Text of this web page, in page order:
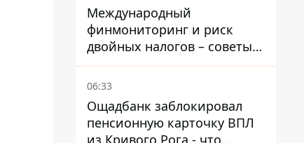
Международный
финмониторинг и риск
двойных налогов – советы
украинцам в Польше
06:33
Ощадбанк заблокировал
пенсионную карточку ВПЛ
из Кривого Рога - что